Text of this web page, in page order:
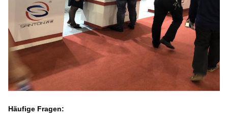
Häufige Fragen: